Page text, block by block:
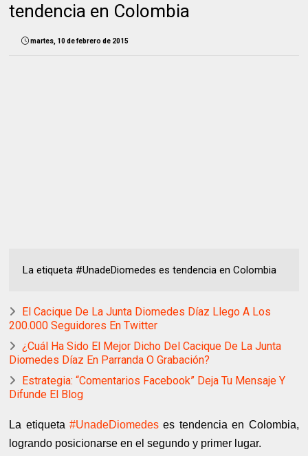
tendencia en Colombia
martes, 10 de febrero de 2015
La etiqueta #UnadeDiomedes es tendencia en Colombia
El Cacique De La Junta Diomedes Díaz Llego A Los
200.000 Seguidores En Twitter
¿Cuál Ha Sido El Mejor Dicho Del Cacique De La Junta
Diomedes Díaz En Parranda O Grabación?
Estrategia: “Comentarios Facebook” Deja Tu Mensaje Y
Difunde El Blog
La etiqueta#UnadeDiomedes es tendencia en Colombia,
logrando posicionarse en el segundo y primer lugar.